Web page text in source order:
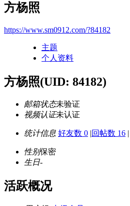
方杨照
https://www.sm0912.com/?84182
主题
个人资料
方杨照(UID: 84182)
邮箱状态未验证
视频认证未认证
统计信息 好友数 0 |回帖数 16 |
性别保密
生日-
活跃概况